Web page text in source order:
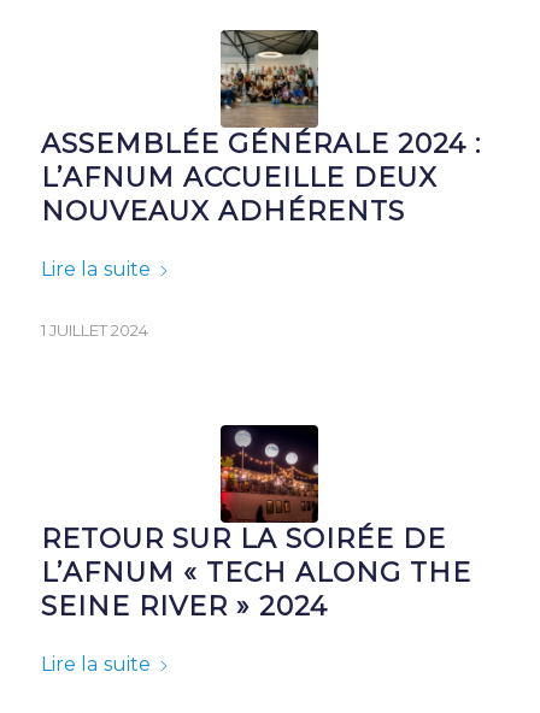
ASSEMBLÉE GÉNÉRALE 2024 :
L’AFNUM ACCUEILLE DEUX
NOUVEAUX ADHÉRENTS
Lire la suite
1 JUILLET 2024
RETOUR SUR LA SOIRÉE DE
L’AFNUM « TECH ALONG THE
SEINE RIVER » 2024
Lire la suite